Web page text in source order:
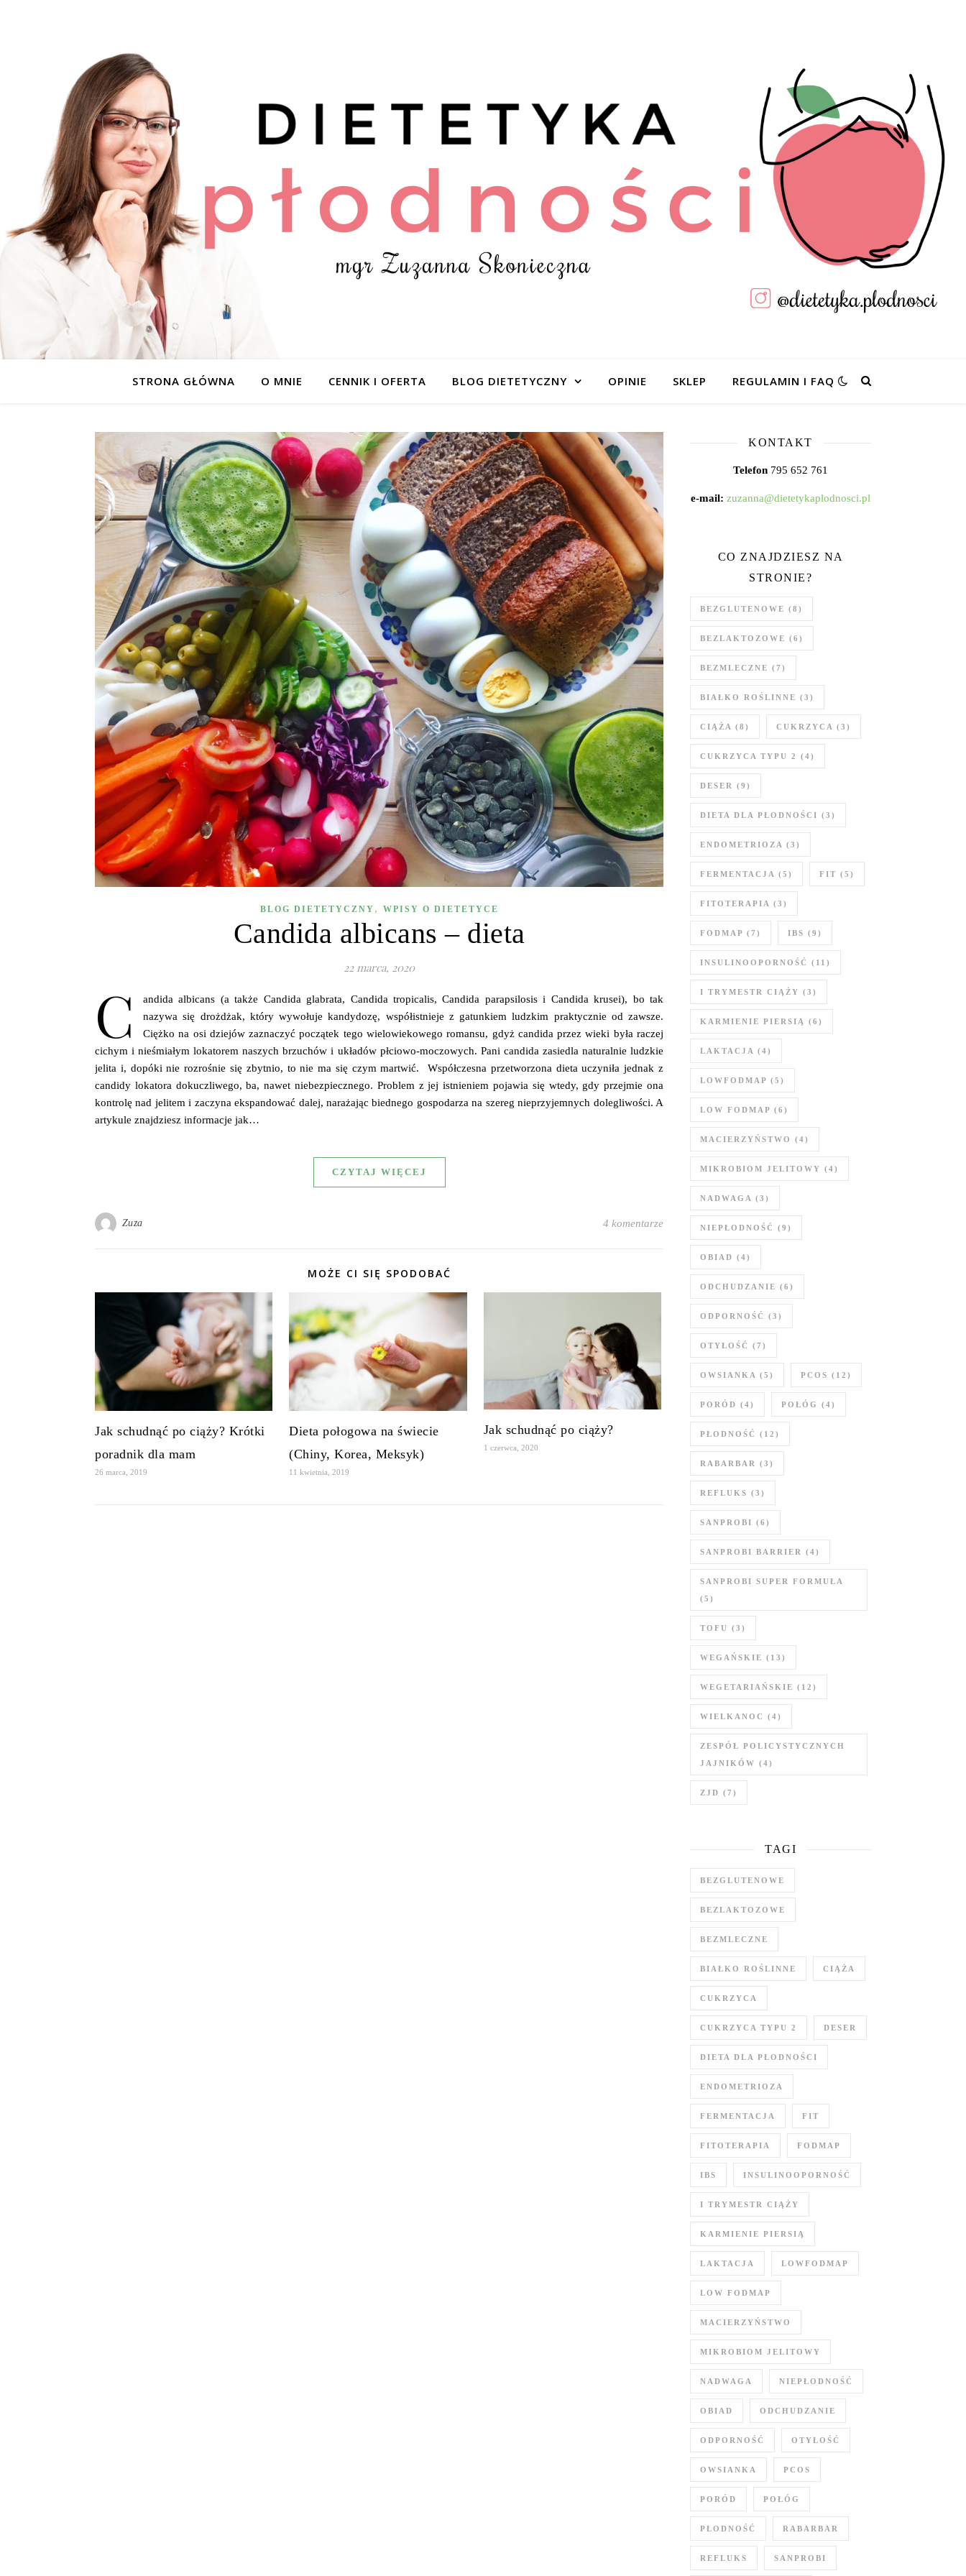
STRONA GŁÓWNA O MNIE CENNIK I OFERTA BLOG DIETETYCZNY OPINIE SKLEP REGULAMIN I FAQ
BLOG DIETETYCZNY , WPISY O DIETETYCE
Candida albicans – dieta
22 marca, 2020
C
andida albicans (a także Candida glabrata, Candida tropicalis, Candida parapsilosis i Candida krusei), bo tak
nazywa się drożdżak, który wywołuje kandydozę, współistnieje z gatunkiem ludzkim praktycznie od zawsze.
Ciężko na osi dziejów zaznaczyć początek tego wielowiekowego romansu, gdyż candida przez wieki była raczej
cichym i nieśmiałym lokatorem naszych brzuchów i układów płciowo-moczowych. Pani candida zasiedla naturalnie ludzkie
jelita i, dopóki nie rozrośnie się zbytnio, to nie ma się czym martwić. Współczesna przetworzona dieta uczyniła jednak z
candidy lokatora dokuczliwego, ba, nawet niebezpiecznego. Problem z jej istnieniem pojawia się wtedy, gdy przejmie ona
kontrolę nad jelitem i zaczyna ekspandować dalej, narażając biednego gospodarza na szereg nieprzyjemnych dolegliwości. A
artykule znajdziesz informacje jak…
CZYTAJ WIĘCEJ
Zuza 4 komentarze
MOŻE CI SIĘ SPODOBAĆ
Jak schudnąć po ciąży? Krótki
poradnik dla mam
26 marca, 2019
Dieta połogowa na świecie
(Chiny, Korea, Meksyk)
11 kwietnia, 2019
Jak schudnąć po ciąży?
1 czerwca, 2020
KONTAKT
Telefon 795 652 761
e-mail: zuzanna@dietetykaplodnosci.pl
CO ZNAJDZIESZ NA
STRONIE?
BEZGLUTENOWE (8)
BEZLAKTOZOWE (6)
BEZMLECZNE (7)
BIAŁKO ROŚLINNE (3)
CIĄŻA (8) CUKRZYCA (3)
CUKRZYCA TYPU 2 (4)
DESER (9)
DIETA DLA PŁODNOŚCI (3)
ENDOMETRIOZA (3)
FERMENTACJA (5) FIT (5)
FITOTERAPIA (3)
FODMAP (7) IBS (9)
INSULINOOPORNOŚĆ (11)
I TRYMESTR CIĄŻY (3)
KARMIENIE PIERSIĄ (6)
LAKTACJA (4)
LOWFODMAP (5)
LOW FODMAP (6)
MACIERZYŃSTWO (4)
MIKROBIOM JELITOWY (4)
NADWAGA (3)
NIEPŁODNOŚĆ (9)
OBIAD (4)
ODCHUDZANIE (6)
ODPORNOŚĆ (3)
OTYŁOŚĆ (7)
OWSIANKA (5) PCOS (12)
PORÓD (4) POŁÓG (4)
PŁODNOŚĆ (12)
RABARBAR (3)
REFLUKS (3)
SANPROBI (6)
SANPROBI BARRIER (4)
SANPROBI SUPER FORMUŁA
(5)
TOFU (3)
WEGAŃSKIE (13)
WEGETARIAŃSKIE (12)
WIELKANOC (4)
ZESPÓŁ POLICYSTYCZNYCH
JAJNIKÓW (4)
ZJD (7)
TAGI
BEZGLUTENOWE
BEZLAKTOZOWE
BEZMLECZNE
BIAŁKO ROŚLINNE CIĄŻA
CUKRZYCA
CUKRZYCA TYPU 2 DESER
DIETA DLA PŁODNOŚCI
ENDOMETRIOZA
FERMENTACJA FIT
FITOTERAPIA FODMAP
IBS INSULINOOPORNOŚĆ
I TRYMESTR CIĄŻY
KARMIENIE PIERSIĄ
LAKTACJA LOWFODMAP
LOW FODMAP
MACIERZYŃSTWO
MIKROBIOM JELITOWY
NADWAGA NIEPŁODNOŚĆ
OBIAD ODCHUDZANIE
ODPORNOŚĆ OTYŁOŚĆ
OWSIANKA PCOS
PORÓD POŁÓG
PŁODNOŚĆ RABARBAR
REFLUKS SANPROBI